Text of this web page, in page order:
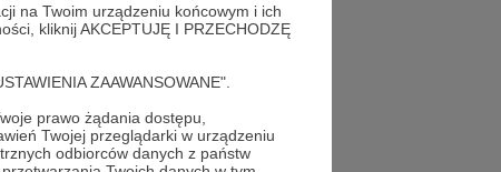
na Twoim urządzeniu końcowym i ich
kliknij AKCEPTUJĘ I PRZECHODZĘ
ZAAWANSOWANE".
prawo żądania dostępu,
Twojej przeglądarki w urządzeniu
odbiorców danych z państw
przypisany do